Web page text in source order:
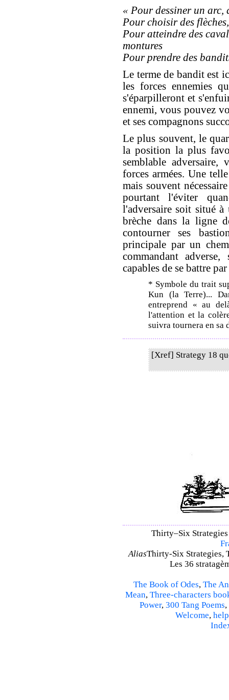
« Pour dessiner un arc,
Pour choisir des
Pour atteindre des
montures
Pour prendre des
Le terme de bandit est
les forces ennemies
s'éparpilleront et
ennemi, vous pouvez
et ses compagnons
Le plus souvent, le
la position la plus
semblable adversaire,
forces armées. Une
mais souvent
pourtant l'éviter
l'adversaire soit situé
brèche dans la ligne
contourner ses
principale par un
commandant
capables de se battre
* Symbole du trait
Kun (la Terre)...
entreprend « au
l'attention et la
suivra tournera en sa
[Xref] Strategy 18
Thirty–Six
AliasThirty-Six Strategies,
Les 36
The Book of Odes, The
Mean, Three-characters
Power, 300 Tang Poems,
Welcome, help